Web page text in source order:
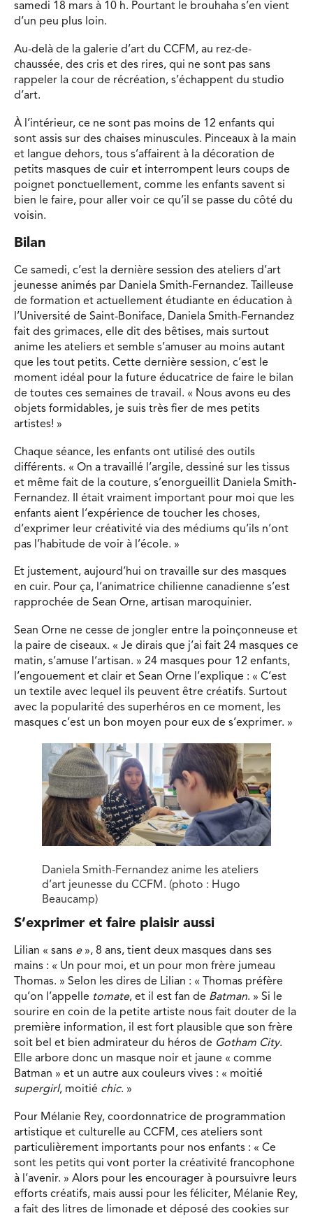
samedi 18 mars à 10 h. Pourtant le brouhaha s’en vient
d’un peu plus loin.
Au-delà de la galerie d’art du CCFM, au rez-de-
chaussée, des cris et des rires, qui ne sont pas sans
rappeler la cour de récréation, s’échappent du studio
d’art.
À l’intérieur, ce ne sont pas moins de 12 enfants qui
sont assis sur des chaises minuscules. Pinceaux à la main
et langue dehors, tous s’affairent à la décoration de
petits masques de cuir et interrompent leurs coups de
poignet ponctuellement, comme les enfants savent si
bien le faire, pour aller voir ce qu’il se passe du côté du
voisin.
Bilan
Ce samedi, c’est la dernière session des ateliers d’art
jeunesse animés par Daniela Smith-Fernandez. Tailleuse
de formation et actuellement étudiante en éducation à
l’Université de Saint-Boniface, Daniela Smith-Fernandez
fait des grimaces, elle dit des bêtises, mais surtout
anime les ateliers et semble s’amuser au moins autant
que les tout petits. Cette dernière session, c’est le
moment idéal pour la future éducatrice de faire le bilan
de toutes ces semaines de travail. « Nous avons eu des
objets formidables, je suis très fier de mes petits
artistes! »
Chaque séance, les enfants ont utilisé des outils
différents. « On a travaillé l’argile, dessiné sur les tissus
et même fait de la couture, s’enorgueillit Daniela Smith-
Fernandez. Il était vraiment important pour moi que les
enfants aient l’expérience de toucher les choses,
d’exprimer leur créativité via des médiums qu’ils n’ont
pas l’habitude de voir à l’école. »
Et justement, aujourd’hui on travaille sur des masques
en cuir. Pour ça, l’animatrice chilienne canadienne s’est
rapprochée de Sean Orne, artisan maroquinier.
Sean Orne ne cesse de jongler entre la poinçonneuse et
la paire de ciseaux. « Je dirais que j’ai fait 24 masques ce
matin, s’amuse l’artisan. » 24 masques pour 12 enfants,
l’engouement et clair et Sean Orne l’explique : « C’est
un textile avec lequel ils peuvent être créatifs. Surtout
avec la popularité des superhéros en ce moment, les
masques c’est un bon moyen pour eux de s’exprimer. »
Daniela Smith-Fernandez anime les ateliers
d’art jeunesse du CCFM. (photo : Hugo
Beaucamp)
S’exprimer et faire plaisir aussi
Lilian « sans e », 8 ans, tient deux masques dans ses
mains : « Un pour moi, et un pour mon frère jumeau
Thomas. » Selon les dires de Lilian : « Thomas préfère
qu’on l’appelle tomate, et il est fan de Batman. » Si le
sourire en coin de la petite artiste nous fait douter de la
première information, il est fort plausible que son frère
soit bel et bien admirateur du héros de Gotham City.
Elle arbore donc un masque noir et jaune « comme
Batman » et un autre aux couleurs vives : « moitié
supergirl, moitié chic. »
Pour Mélanie Rey, coordonnatrice de programmation
artistique et culturelle au CCFM, ces ateliers sont
particulièrement importants pour nos enfants : « Ce
sont les petits qui vont porter la créativité francophone
à l’avenir. » Alors pour les encourager à poursuivre leurs
efforts créatifs, mais aussi pour les féliciter, Mélanie Rey,
a fait des litres de limonade et déposé des cookies sur